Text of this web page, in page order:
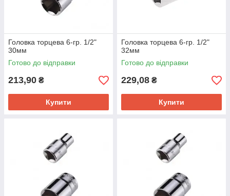
Головка торцева 6-гр. 1/2"
30мм
Готово до відправки
213,90 ₴
Купити
Головка торцева 6-гр. 1/2"
32мм
Готово до відправки
229,08 ₴
Купити